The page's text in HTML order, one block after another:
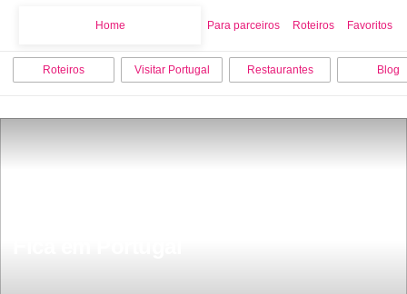
Home Para parceiros Roteiros Favoritos
Roteiros Visitar Portugal Restaurantes Blog